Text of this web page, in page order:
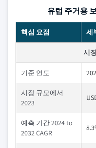
유럽 ​​주거용
핵심 요점 세
시
기준 연도
시장 규모에서
2023
예측 기간 2024 to
2032 CAGR